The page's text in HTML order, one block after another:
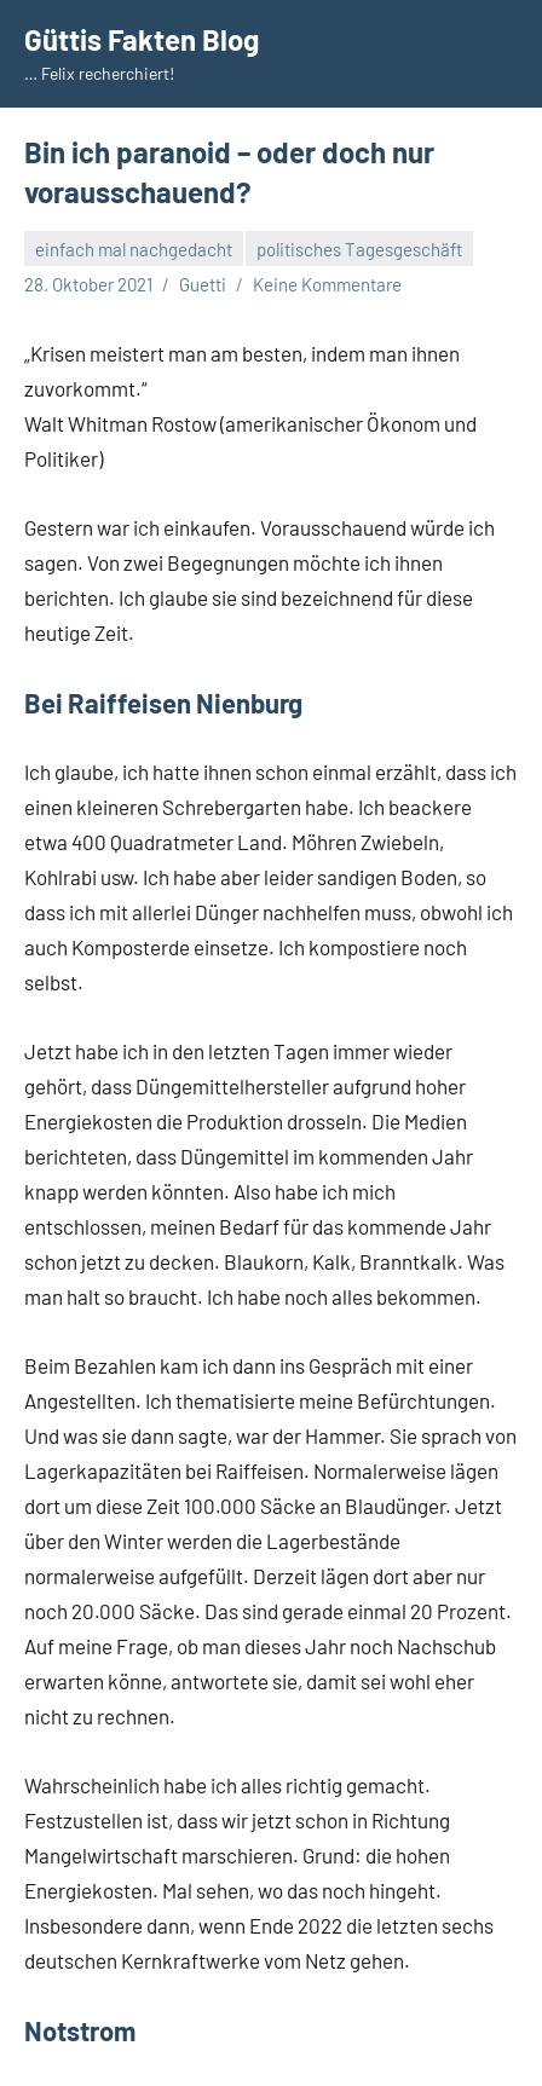
Inhalt
springen
Güttis Fakten Blog
… Felix recherchiert!
Bin ich paranoid – oder doch nur
vorausschauend?
einfach mal nachgedacht
politisches Tagesgeschäft
28. Oktober 2021
Guetti Keine Kommentare
„Krisen meistert man am besten, indem man ihnen
zuvorkommt.“
Walt Whitman Rostow (amerikanischer Ökonom und
Politiker)
Gestern war ich einkaufen. Vorausschauend würde ich
sagen. Von zwei Begegnungen möchte ich ihnen
berichten. Ich glaube sie sind bezeichnend für diese
heutige Zeit.
Bei Raiffeisen Nienburg
Ich glaube, ich hatte ihnen schon einmal erzählt, dass ich
einen kleineren Schrebergarten habe. Ich beackere
etwa 400 Quadratmeter Land. Möhren Zwiebeln,
Kohlrabi usw. Ich habe aber leider sandigen Boden, so
dass ich mit allerlei Dünger nachhelfen muss, obwohl ich
auch Komposterde einsetze. Ich kompostiere noch
selbst.
Jetzt habe ich in den letzten Tagen immer wieder
gehört, dass Düngemittelhersteller aufgrund hoher
Energiekosten die Produktion drosseln. Die Medien
berichteten, dass Düngemittel im kommenden Jahr
knapp werden könnten. Also habe ich mich
entschlossen, meinen Bedarf für das kommende Jahr
schon jetzt zu decken. Blaukorn, Kalk, Branntkalk. Was
man halt so braucht. Ich habe noch alles bekommen.
Beim Bezahlen kam ich dann ins Gespräch mit einer
Angestellten. Ich thematisierte meine Befürchtungen.
Und was sie dann sagte, war der Hammer. Sie sprach von
Lagerkapazitäten bei Raiffeisen. Normalerweise lägen
dort um diese Zeit 100.000 Säcke an Blaudünger. Jetzt
über den Winter werden die Lagerbestände
normalerweise aufgefüllt. Derzeit lägen dort aber nur
noch 20.000 Säcke. Das sind gerade einmal 20 Prozent.
Auf meine Frage, ob man dieses Jahr noch Nachschub
erwarten könne, antwortete sie, damit sei wohl eher
nicht zu rechnen.
Wahrscheinlich habe ich alles richtig gemacht.
Festzustellen ist, dass wir jetzt schon in Richtung
Mangelwirtschaft marschieren. Grund: die hohen
Energiekosten. Mal sehen, wo das noch hingeht.
Insbesondere dann, wenn Ende 2022 die letzten sechs
deutschen Kernkraftwerke vom Netz gehen.
Notstrom